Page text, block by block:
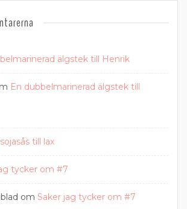
älgstek till Henrik
En dubbelmarinerad älgstek till
till lax
tycker om #7
om Saker jag tycker om #7